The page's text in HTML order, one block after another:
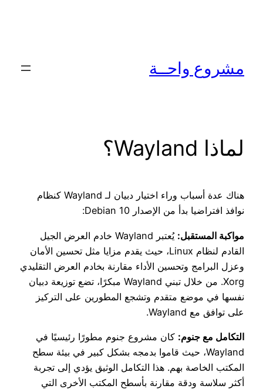
مشروع واحــة
لماذا Wayland؟
هناك عدة أسباب وراء اختيار دبيان لـ Wayland كنظام
نوافذ افتراضيا بدأ من الإصدار Debian 10:
مواكبة المستقبل:
يُعتبر Wayland خادم العرض الجيل
القادم لنظام Linux، حيث يقدم مزايا مثل تحسين الأمان
وعزل البرامج وتحسين الأداء مقارنة بخادم العرض التقليدي
Xorg. من خلال تبني Wayland مبكرًا، تضع توزيعة دبيان
نفسها في موضع متقدم وتشجع المطورين على التركيز
على توافق مع Wayland.
التكامل مع جنوم: كان مشروع جنوم مطورًا رئيسيًا في
Wayland، حيث قاموا بدمجه بشكل كبير في بيئة سطح
المكتب الخاصة بهم. هذا التكامل الوثيق يؤدي إلى تجربة
أكثر سلاسة ودقة مقارنة بأسطح المكتب الأخرى التي